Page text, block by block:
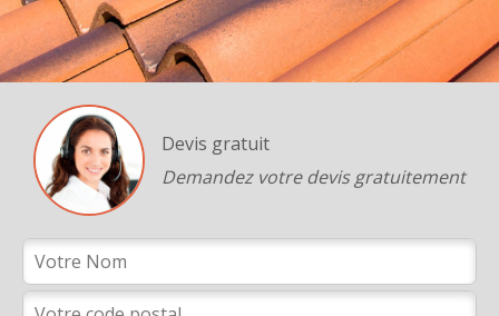
Devis gratuit
Demandez votre devis gratuitement